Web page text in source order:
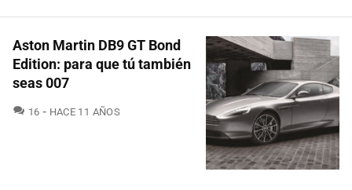
Aston Martin DB9 GT Bond
Edition: para que tú también
seas 007
16 COMENTARIOS
HACE 11 AÑOS